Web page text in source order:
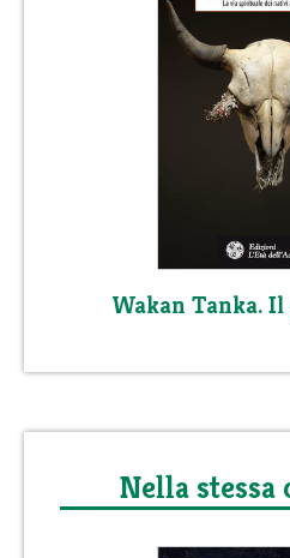
Wakan Tanka.
Nella stessa